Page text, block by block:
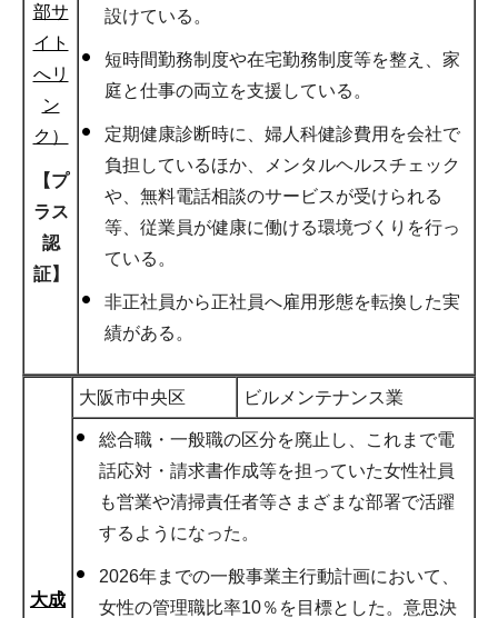
部サ
イト
へリ
ン
ク）
【プ
ラス
認
証】
設けている。
短時間勤務制度や在宅勤務制度等を整え、家
庭と仕事の両立を支援している。
定期健康診断時に、婦人科健診費用を会社で
負担しているほか、メンタルヘルスチェック
や、無料電話相談のサービスが受けられる
等、従業員が健康に働ける環境づくりを行っ
ている。
非正社員から正社員へ雇用形態を転換した実
績がある。
大成
大阪市中央区 ビルメンテナンス業
総合職・一般職の区分を廃止し、これまで電
話応対・請求書作成等を担っていた女性社員
も営業や清掃責任者等さまざまな部署で活躍
するようになった。
2026年までの一般事業主行動計画において、
女性の管理職比率10％を目標とした。意思決